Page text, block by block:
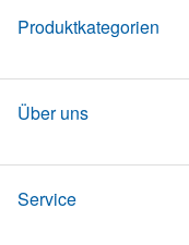
Produktkategorien
Über uns
Service